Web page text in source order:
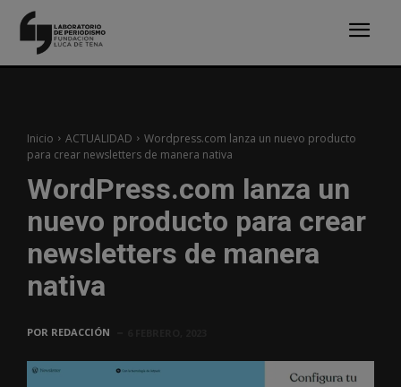
Inicio ACTUALIDAD
Wordpress.com lanza un nuevo producto
para crear newsletters de manera nativa
WordPress.com lanza un
nuevo producto para crear
newsletters de manera
nativa
POR REDACCIÓN